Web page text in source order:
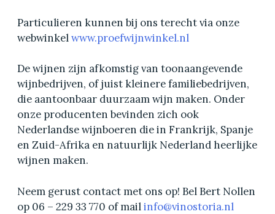
Particulieren kunnen bij ons terecht via onze
webwinkelwww.proefwijnwinkel.nl
De wijnen zijn afkomstig van toonaangevende
wijnbedrijven, of juist kleinere familiebedrijven,
die aantoonbaar duurzaam wijn maken. Onder
onze producenten bevinden zich ook
Nederlandse wijnboeren die in Frankrijk, Spanje
en Zuid-Afrika en natuurlijk Nederland heerlijke
wijnen maken.
Neem gerust contact met ons op! Bel Bert Nollen
op 06 – 229 33 770 of mailinfo@vinostoria.nl